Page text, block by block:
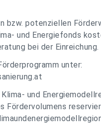
bzw. potenziellen
und Energiefonds
bei der Einreichung.
unter:
und
Förder­volumens